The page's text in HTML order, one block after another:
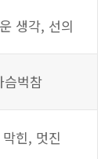
생각, 선의
슴벅참
힌, 멋진